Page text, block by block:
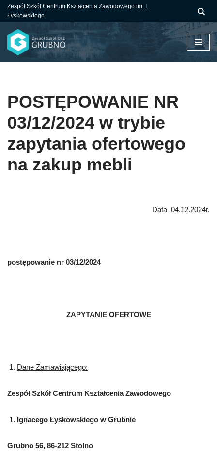
do
treści
Zespół Szkół Centrum Kształcenia Zawodowego im. I.
Łyskowskiego
POSTĘPOWANIE NR
03/12/2024 w trybie
zapytania ofertowego
na zakup mebli
Data 04.12.2024r.
postępowanie nr 03/12/2024
ZAPYTANIE OFERTOWE
Dane Zamawiającego:
Zespół Szkół Centrum Kształcenia Zawodowego
Ignacego Łyskowskiego w Grubnie
Grubno 56, 86-212 Stolno